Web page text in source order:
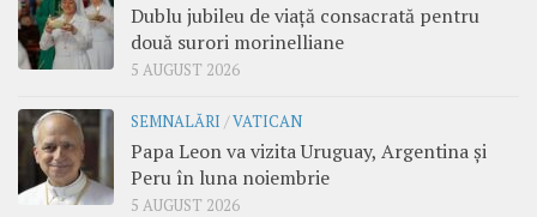
Dublu jubileu de viață consacrată pentru
două surori morinelliane
5 AUGUST 2026
SEMNALĂRI /VATICAN
Papa Leon va vizita Uruguay, Argentina și
Peru în luna noiembrie
5 AUGUST 2026